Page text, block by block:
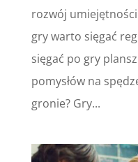
rozwój
gry warto sięgać
sięgać po gry
pomysłów na
gronie? Gry...